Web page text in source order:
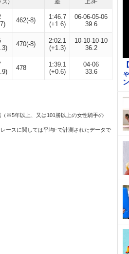
ズ)
差
上3F
462(-8)
1:46.7
(+1.6)
06-06-05-06
39.6
470(-8)
2:02.1
(+1.3)
10-10-10-10
36.2
478
1:39.1
(+0.6)
04-06
33.6
（※5年以上、又は101勝以上の女性騎手の
ースに関しては平均Fで計測されたデータで